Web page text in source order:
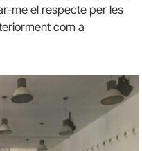
me el respecte per les
com a